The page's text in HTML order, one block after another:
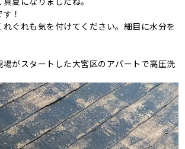
！
ぐれも気を付けてください。細目に水分を
がスタートした大宮区のアパートで高圧洗